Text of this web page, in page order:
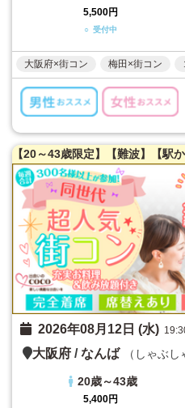
5,500円
○ 受付中
大阪府×街コン 梅田×街コン
2026年08月12日 (水)
大阪府 / なんば （しゃぶし
20歳～43歳
5,400円